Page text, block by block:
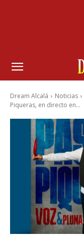
Dream Alcalá Noticias
Piqueras, en directo en...